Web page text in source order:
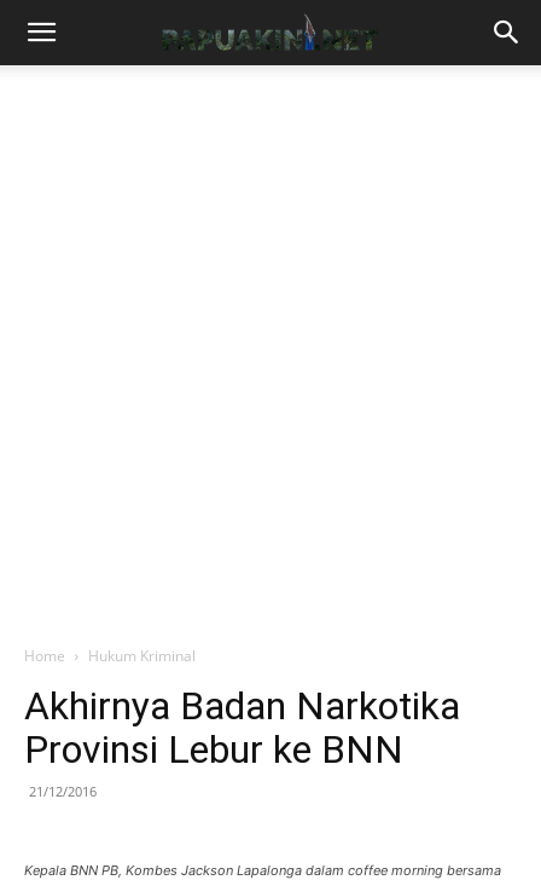
Home Hukum Kriminal
Akhirnya Badan Narkotika
Provinsi Lebur ke BNN
21/12/2016
Kepala BNN PB, Kombes Jackson Lapalonga dalam coffee morning bersama